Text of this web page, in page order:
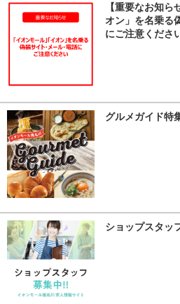
【重要なお知ら
オン」を名乗る
にご注意くださ
グルメガイド特
ショップスタッ